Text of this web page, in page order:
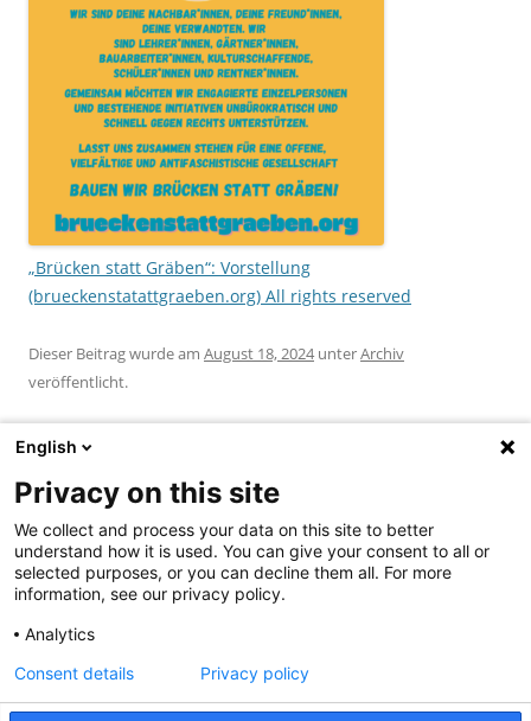
„Brücken statt Gräben“: Vorstellung
(brueckenstatattgraeben.org) All rights reserved
Dieser Beitrag wurde am August 18, 2024 unterArchiv
veröffentlicht.
Beitragsnavigation
←Brandenburger Netzwerk
BRÜCKEN STATT GRÄBEN
Was wir tun (more)
Suchen
nach:
English
Privacy on this site
We collect and process your data on this site to better
understand how it is used. You can give your consent to all or
selected purposes, or you can decline them all. For more
information, see our privacy policy.
Analytics
Consent details Privacy policy